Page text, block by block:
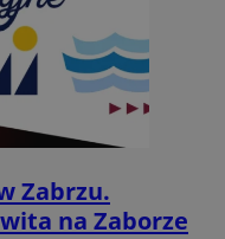
Zabrzu.
na Zaborze